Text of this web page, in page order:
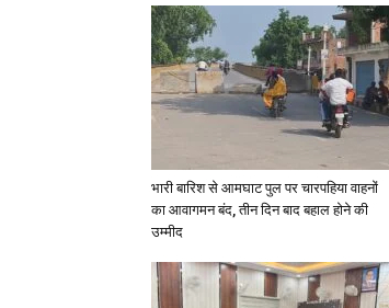
भारी बारिश से आमघाट पुल पर चारपहिया वाहनों
का आवागमन बंद, तीन दिन बाद बहाल होने की
उम्मीद